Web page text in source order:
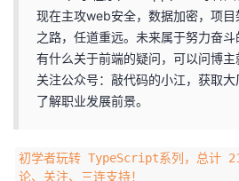
现在主攻web安全，数据加密，项
之路，任道重远。未来属于努力奋斗
有什么关于前端的疑问，可以问博
关注公众号：敲代码的小江，获取大
了解职业发展前景。
初学者玩转 TypeScript系列，总计
论、关注、三连支持！